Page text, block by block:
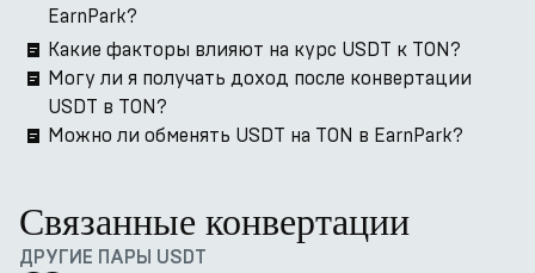
EarnPark?
Какие факторы влияют на курс USDT к TON?
Могу ли я получать доход после конвертации
USDT в TON?
Можно ли обменять USDT на TON в EarnPark?
Связанные конвертации
ДРУГИЕ ПАРЫ USDT